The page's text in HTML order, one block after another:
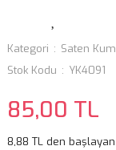
Kategori
Saten
Stok Kodu
YK4091
85,00 TL
8,88 TL den